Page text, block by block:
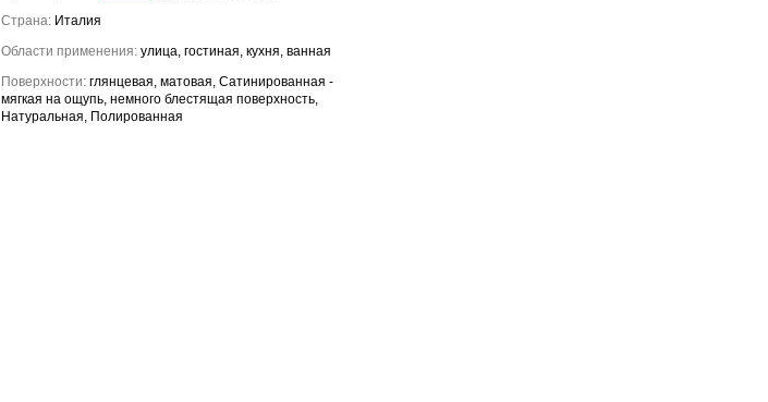
Страна: Италия
Области применения: улица, гостиная, кухня, ванная
Поверхности: глянцевая, матовая, Сатинированная -
мягкая на ощупь, немного блестящая поверхность,
Натуральная, Полированная